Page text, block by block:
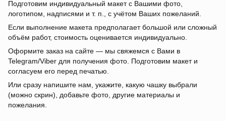
Подготовим индивидуальный макет с Вашими фото,
логотипом, надписями и т. п., с учётом Ваших пожеланий.
Если выполнение макета предполагает большой или сложный
объём работ, стоимость оценивается индивидуально.
Оформите заказ на сайте — мы свяжемся с Вами в
Telegram/Viber для получения фото. Подготовим макет и
согласуем его перед печатью.
Или сразу напишите нам, укажите, какую чашку выбрали
(можно скрин), добавьте фото, другие материалы и
пожелания.